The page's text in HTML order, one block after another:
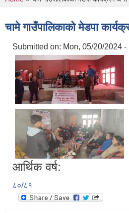
चामे गाउँपालिकाको मेडपा
Submitted on: Mon, 05/20/2024 -
आर्थिक वर्ष:
८०/८१